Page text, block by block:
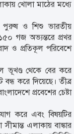
খোলা মাঠের মধ্যে
পুরুষ ও শিশু ভারতীয়
গজ অভ্যন্তরে প্রখর
ও প্রতিকূল পরিবেশে
ভূখণ্ড থেকে বের করে
বন্ধ করে দিয়েছে। তীব্র
প্রবেশের চেষ্টা
করে এবং বিষয়টির
এলাকায় বাঙ্কার